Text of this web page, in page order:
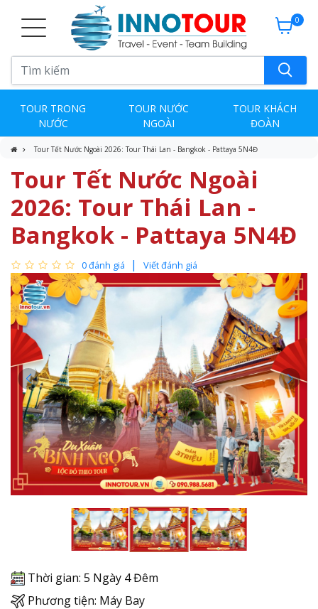
0
TOUR TRONG
NƯỚC
TOUR NƯỚC
NGOÀI
TOUR KHÁCH
ĐOÀN
Tour Tết Nước Ngoài 2026: Tour Thái Lan - Bangkok - Pattaya 5N4Đ
Tour Tết Nước Ngoài
2026: Tour Thái Lan -
Bangkok - Pattaya 5N4Đ
0 đánh giá Viết đánh giá
Thời gian: 5 Ngày 4 Đêm
Phương tiện: Máy Bay